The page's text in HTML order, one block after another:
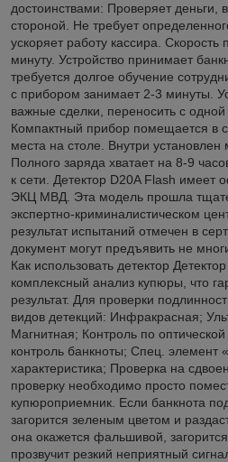
достоинствами: Проверяет деньги,
стороной. Не требует
ускоряет работу кассира. Скорость
минуту. Устройство принимает
требуется долгое обучение
с прибором занимает 2-3 минуты.
важные сделки, переносить с одной
Компактный прибор помещается в
места на столе. Внутри
Полного заряда хватает на 8-9
к сети. Детектор D20A Flash имеет
ЭКЦ МВД. Эта модель прошла
экспертно-криминалистическом
результат испытаний отмечен в
документ могут предъявить не
Как использовать детектор
комплексный анализ купюры, что
результат. Для проверки
видов детекций: Инфракрасная;
Магнитная; Контроль по
контроль банкноты; Спец. элемент
характеристика; Проверка на
проверку необходимо просто
купюроприемник. Если банкнота
загорится зеленым цветом и
она окажется фальшивой,
прозвучит резкий неприятный